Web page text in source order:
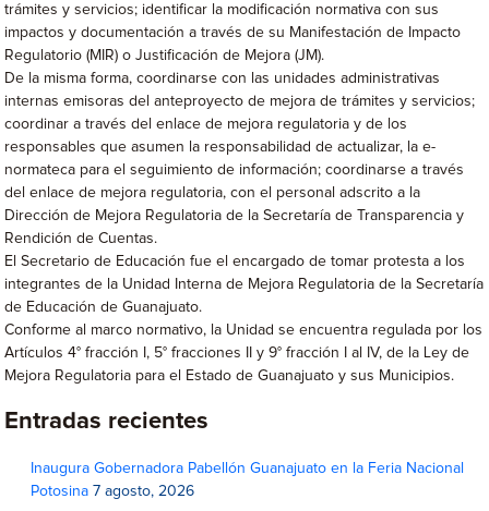
trámites y servicios; identificar la modificación normativa con sus
impactos y documentación a través de su Manifestación de Impacto
Regulatorio (MIR) o Justificación de Mejora (JM).
De la misma forma, coordinarse con las unidades administrativas
internas emisoras del anteproyecto de mejora de trámites y servicios;
coordinar a través del enlace de mejora regulatoria y de los
responsables que asumen la responsabilidad de actualizar, la e-
normateca para el seguimiento de información; coordinarse a través
del enlace de mejora regulatoria, con el personal adscrito a la
Dirección de Mejora Regulatoria de la Secretaría de Transparencia y
Rendición de Cuentas.
El Secretario de Educación fue el encargado de tomar protesta a los
integrantes de la Unidad Interna de Mejora Regulatoria de la Secretaría
de Educación de Guanajuato.
Conforme al marco normativo, la Unidad se encuentra regulada por los
Artículos 4° fracción I, 5° fracciones II y 9° fracción I al IV, de la Ley de
Mejora Regulatoria para el Estado de Guanajuato y sus Municipios.
Entradas recientes
Inaugura Gobernadora Pabellón Guanajuato en la Feria Nacional
Potosina 7 agosto, 2026